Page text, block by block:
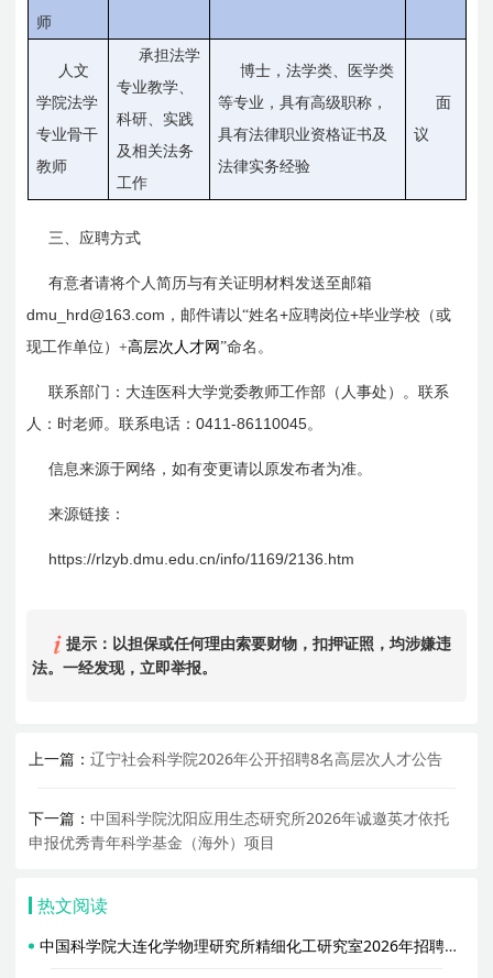
师
人文
学院法学
专业骨干
教师
承担法学
专业教学、
科研、实践
及相关法务
工作
博士，法学类、医学类
等专业，具有高级职称，
具有法律职业资格证书及
法律实务经验
面
议
三、应聘方式
有意者请将个人简历与有关证明材料发送至邮箱
dmu_hrd@163.com ，邮件请以“姓名+应聘岗位+毕业学校（或
现工作单位）+高层次人才网”命名。
联系部门：大连医科大学党委教师工作部（人事处）。联系
人： 时老师。联系电话：0411-86110045。
信息来源于网络，如有变更请以原发布者为准。
来源链接：
https://rlzyb.dmu.edu.cn/info/1169/2136.htm
提示：以担保或任何理由索要财物，扣押证照，均涉嫌违
法。一经发现，立即举报。
上一篇：辽宁社会科学院2026年公开招聘8名高层次人才公告
下一篇：中国科学院沈阳应用生态研究所2026年诚邀英才依托
申报优秀青年科学基金（海外）项目
热文阅读
中国科学院大连化学物理研究所精细化工研究室2026年招聘主任启事